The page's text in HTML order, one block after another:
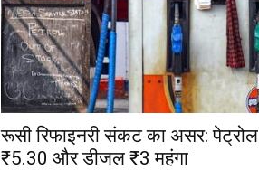
रूसी रिफाइनरी संकट का असर: पेट्रोल
₹5.30 और डीजल ₹3 महंगा